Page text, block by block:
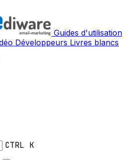
Guides d'utilisation
Développeurs Livres blancs
CTRL K